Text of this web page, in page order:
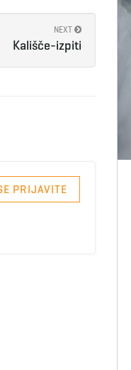
NEXT
Kališče-izpiti
PRIJAVITE